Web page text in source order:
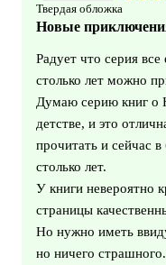
Твердая обложка
Новые
Радует что серия
столько лет можно
Думаю серию книг о
детстве, и это
прочитать и сейчас
столько лет.
У книги невероятно
страницы
Но нужно иметь
но ничего страшного.